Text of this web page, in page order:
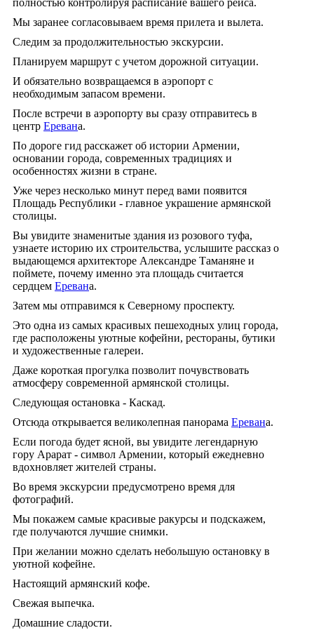
Мы заранее согласовываем время прилета и вылета.
Следим за продолжительностью экскурсии.
Планируем маршрут с учетом дорожной ситуации.
И обязательно возвращаемся в аэропорт с
необходимым запасом времени.
После встречи в аэропорту вы сразу отправитесь в
центр Еревана.
По дороге гид расскажет об истории Армении,
основании города, современных традициях и
особенностях жизни в стране.
Уже через несколько минут перед вами появится
Площадь Республики - главное украшение армянской
столицы.
Вы увидите знаменитые здания из розового туфа,
узнаете историю их строительства, услышите рассказ о
выдающемся архитекторе Александре Таманяне и
поймете, почему именно эта площадь считается
сердцем Еревана.
Затем мы отправимся к Северному проспекту.
Это одна из самых красивых пешеходных улиц города,
где расположены уютные кофейни, рестораны, бутики
и художественные галереи.
Даже короткая прогулка позволит почувствовать
атмосферу современной армянской столицы.
Следующая остановка - Каскад.
Отсюда открывается великолепная панорама Еревана.
Если погода будет ясной, вы увидите легендарную
гору Арарат - символ Армении, который ежедневно
вдохновляет жителей страны.
Во время экскурсии предусмотрено время для
фотографий.
Мы покажем самые красивые ракурсы и подскажем,
где получаются лучшие снимки.
При желании можно сделать небольшую остановку в
уютной кофейне.
Настоящий армянский кофе.
Свежая выпечка.
Домашние сладости.